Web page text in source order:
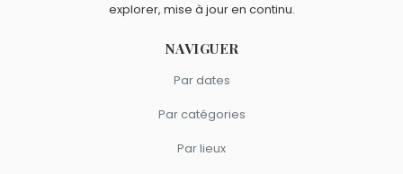
explorer, mise à jour en continu.
NAVIGUER
Par dates
Par catégories
Par lieux